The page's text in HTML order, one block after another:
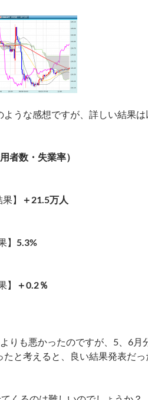
うな感想ですが、詳しい結果は
者数・失業率）
】
＋21.5万人
5.3%
】
＋0.2％
りも悪かったのですが、5、6月
たと考えると、良い結果発表だ